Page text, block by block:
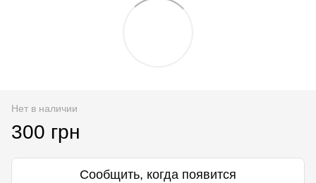
Нет в наличии
300 грн
Сообщить, когда появится